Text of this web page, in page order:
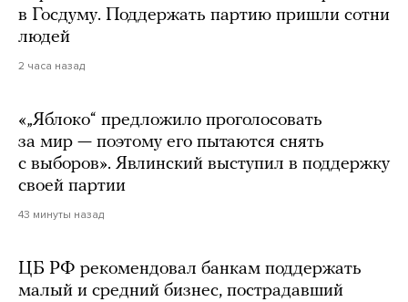
в Госдуму. Поддержать партию пришли сотни
людей
2 часа назад
«„Яблоко“ предложило проголосовать
за мир — поэтому его пытаются снять
с выборов». Явлинский выступил в поддержку
своей партии
43 минуты назад
ЦБ РФ рекомендовал банкам поддержать
малый и средний бизнес, пострадавший